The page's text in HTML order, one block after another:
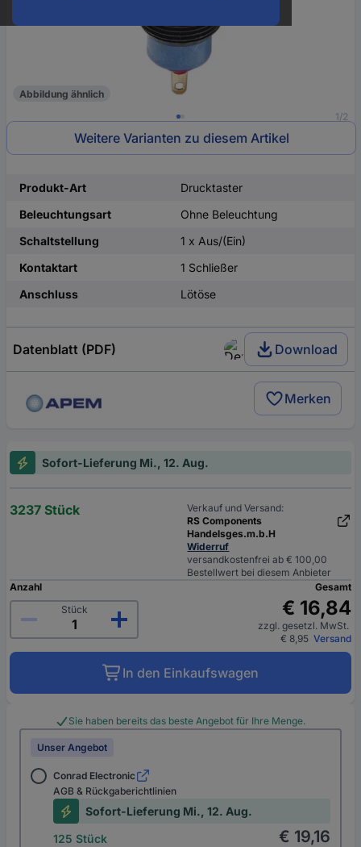
1/2
Abbildung ähnlich
Weitere Varianten zu diesem Artikel
Produkt-Art
Drucktaster
Beleuchtungsart
Ohne Beleuchtung
Schaltstellung
1 x Aus/(Ein)
Kontaktart
1 Schließer
Anschluss
Lötöse
Datenblatt (PDF) Download
Merken
Sofort-Lieferung Mi., 12. Aug.
3237 Stück
Verkauf und Versand:
RS Components
Handelsges.m.b.H
Widerruf
versandkostenfrei ab € 100,00
Bestellwert bei diesem Anbieter
Anzahl
Stück
Gesamt
€ 16,84
zzgl. gesetzl. MwSt.
€ 8,95 Versand
In den Einkaufswagen
Sie haben bereits das beste Angebot für Ihre Menge.
Unser Angebot
Conrad Electronic
AGB & Rückgaberichtlinien
Sofort-Lieferung Mi., 12. Aug.
125 Stück
€ 19,16